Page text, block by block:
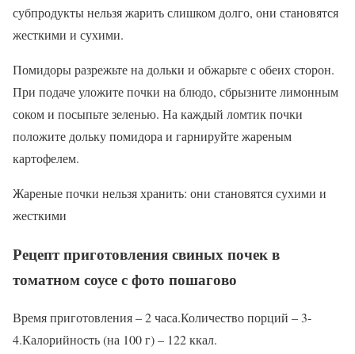
субпродукты нельзя жарить слишком долго, они становятся
жесткими и сухими.
Помидоры разрежьте на дольки и обжарьте с обеих сторон.
При подаче уложите почки на блюдо, сбрызните лимонным
соком и посыпьте зеленью. На каждый ломтик почки
положите дольку помидора и гарнируйте жареным
картофелем.
Жареные почки нельзя хранить: они становятся сухими и
жесткими
Рецепт приготовления свиных почек в
томатном соусе с фото пошагово
Время приготовления – 2 часа.Количество порций – 3-
4.Калорийность (на 100 г) – 122 ккал.